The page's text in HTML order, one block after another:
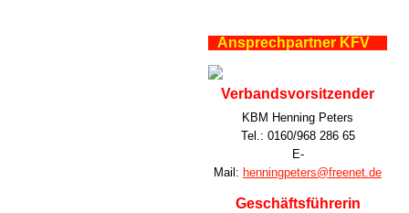
Ansprechpartner KFV
Verbandsvorsitzender
KBM Henning Peters
Tel.: 0160/968 286 65
E-
Mail: henningpeters@freenet.de
Geschäftsführerin